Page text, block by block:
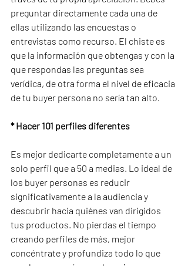
preguntar directamente cada una de
ellas utilizando las encuestas o
entrevistas como recurso. El chiste es
que la información que obtengas y con la
que respondas las preguntas sea
verídica, de otra forma el nivel de eficacia
de tu buyer persona no sería tan alto.
* Hacer 101 perfiles diferentes
Es mejor dedicarte completamente a un
solo perfil que a 50 a medias. Lo ideal de
los buyer personas es reducir
significativamente a la audiencia y
descubrir hacia quiénes van dirigidos
tus productos. No pierdas el tiempo
creando perfiles de más, mejor
concéntrate y profundiza todo lo que